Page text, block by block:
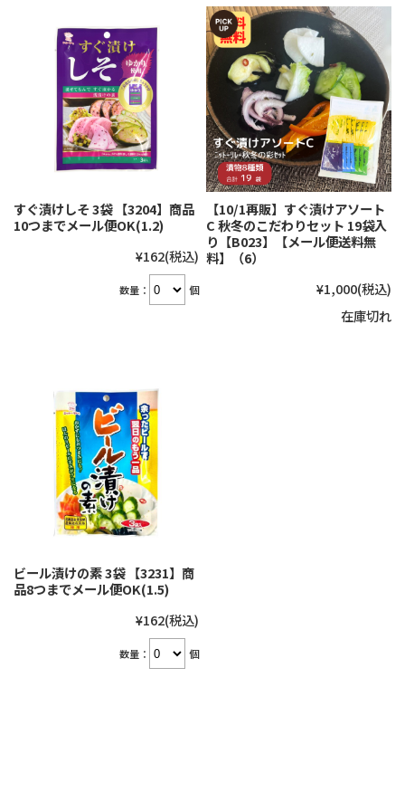
すぐ漬けしそ 3袋 【3204】商品
10つまでメール便OK(1.2)
¥162(税込)
数量： 個
【10/1再販】すぐ漬けアソート
C 秋冬のこだわりセット 19袋入
り【B023】【メール便送料無
料】（6）
¥1,000(税込)
在庫切れ
ビール漬けの素 3袋 【3231】商
品8つまでメール便OK(1.5)
¥162(税込)
数量： 個